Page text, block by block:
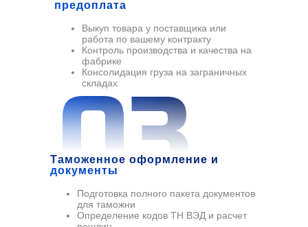
03
предоплата
Выкуп товара у поставщика или
работа по вашему контракту
Контроль производства и качества на
фабрике
Консолидация груза на заграничных
складах
Таможенное оформление и
документы
Подготовка полного пакета документов
для таможни
Определение кодов ТН ВЭД и расчет